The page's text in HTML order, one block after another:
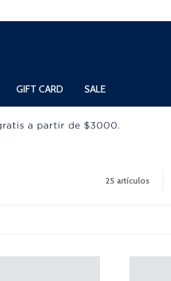
GIFT CARD SALE
25 artículos